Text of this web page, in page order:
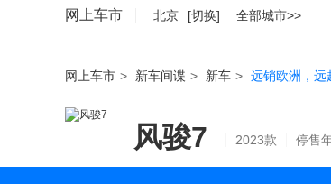
网上车市 北京 [切换] 全部城市>>
网上车市 > 新车间谍 > 新车 > 远销欧洲，远
风骏7 2023款 停售